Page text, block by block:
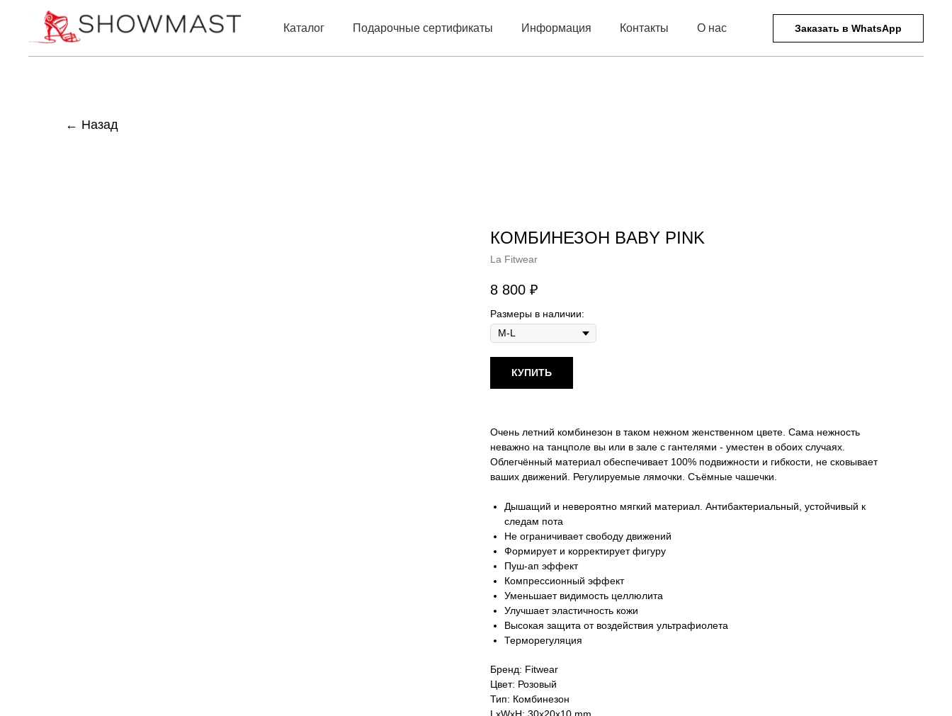
Каталог Подарочные сертификаты Информация Контакты О нас Заказать в WhatsApp
← Назад
КОМБИНЕЗОН BABY PINK
La Fitwear
8 800 ₽
Размеры в наличии:
КУПИТЬ
Очень летний комбинезон в таком нежном женственном цвете. Сама нежность
неважно на танцполе вы или в зале с гантелями - уместен в обоих случаях.
Облегчённый материал обеспечивает 100% подвижности и гибкости, не сковывает
ваших движений. Регулируемые лямочки. Съёмные чашечки.
Дышащий и невероятно мягкий материал. Антибактериальный, устойчивый к
следам пота
Не ограничивает свободу движений
Формирует и корректирует фигуру
Пуш-ап эффект
Компрессионный эффект
Уменьшает видимость целлюлита
Улучшает эластичность кожи
Высокая защита от воздействия ультрафиолета
Терморегуляция
Бренд: Fitwear
Цвет: Розовый
Тип: Комбинезон